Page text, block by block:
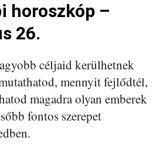
horoszkóp –
26.
céljaid kerülhetnek
mennyit fejlődtél,
magadra olyan emberek
fontos szerepet